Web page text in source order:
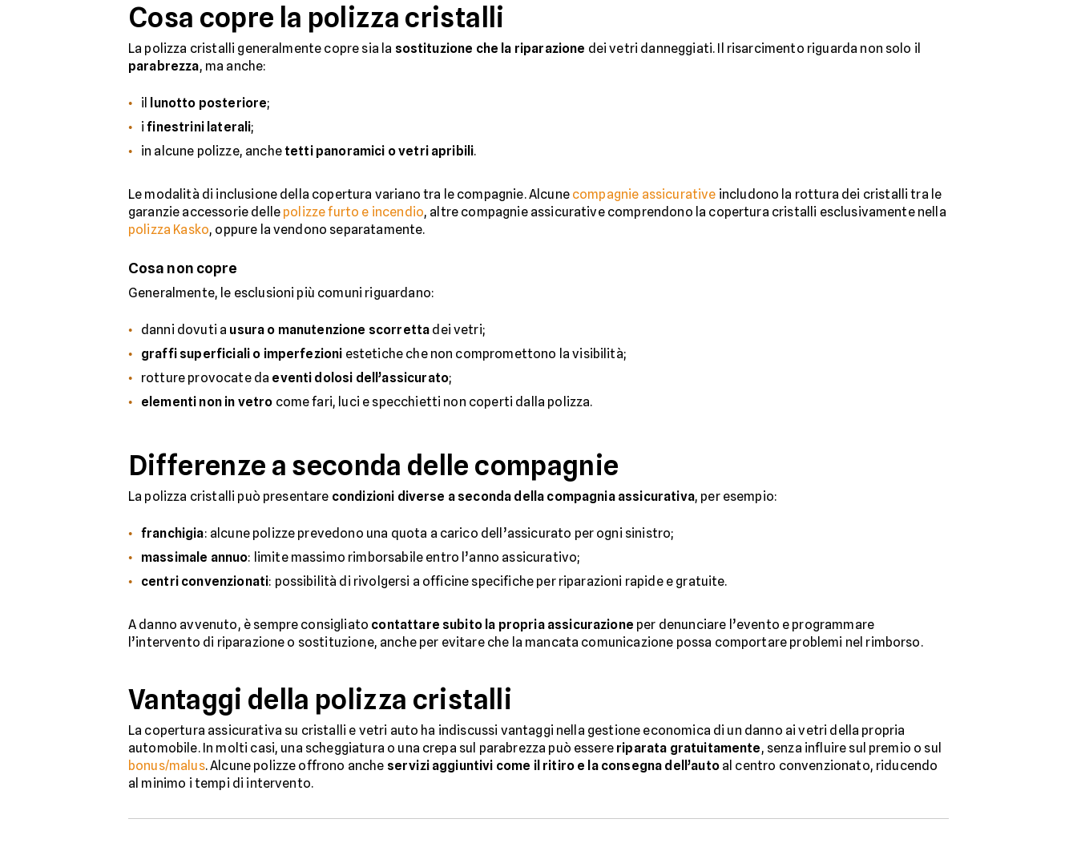
Cosa copre la polizza cristalli
La polizza cristalli generalmente copre sia la sostituzione che la riparazione dei vetri danneggiati. Il risarcimento riguarda non solo il
parabrezza, ma anche:
il lunotto posteriore;
ifinestrini laterali;
in alcune polizze, anche tetti panoramici o vetri apribili.
Le modalità di inclusione della copertura variano tra le compagnie. Alcune compagnie assicurative includono la rottura dei cristalli tra le
garanzie accessorie delle polizze furto e incendio, altre compagnie assicurative comprendono la copertura cristalli esclusivamente nella
polizza Kasko, oppure la vendono separatamente.
Cosa non copre
Generalmente, le esclusioni più comuni riguardano:
danni dovuti a usura o manutenzione scorretta dei vetri;
graffi superficiali o imperfezioni estetiche che non compromettono la visibilità;
rotture provocate da eventi dolosi dell’assicurato;
elementi non in vetro come fari, luci e specchietti non coperti dalla polizza.
Differenze a seconda delle compagnie
La polizza cristalli può presentare condizioni diverse a seconda della compagnia assicurativa, per esempio:
franchigia: alcune polizze prevedono una quota a carico dell’assicurato per ogni sinistro;
massimale annuo: limite massimo rimborsabile entro l’anno assicurativo;
centri convenzionati: possibilità di rivolgersi a officine specifiche per riparazioni rapide e gratuite.
A danno avvenuto, è sempre consigliato contattare subito la propria assicurazione per denunciare l’evento e programmare
l’intervento di riparazione o sostituzione, anche per evitare che la mancata comunicazione possa comportare problemi nel rimborso.
Vantaggi della polizza cristalli
La copertura assicurativa su cristalli e vetri auto ha indiscussi vantaggi nella gestione economica di un danno ai vetri della propria
automobile. In molti casi, una scheggiatura o una crepa sul parabrezza può essere riparata gratuitamente, senza influire sul premio o sul
bonus/malus. Alcune polizze offrono anche servizi aggiuntivi come il ritiro e la consegna dell’autoal centro convenzionato, riducendo
al minimo i tempi di intervento.